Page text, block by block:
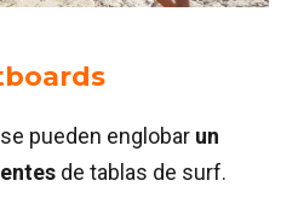
pueden englobar un
de tablas de surf.